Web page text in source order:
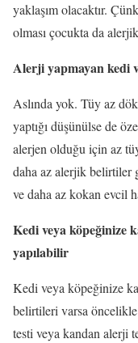
yaklaşım olacaktır.
olması çocukta da alerjik
Alerji yapmayan kedi
Aslında yok. Tüy az
yaptığı düşünülse de
alerjen olduğu için az
daha az alerjik belirtiler
ve daha az kokan evcil
Kedi veya köpeğinize
yapılabilir
Kedi veya köpeğinize
belirtileri varsa
testi veya kandan alerji